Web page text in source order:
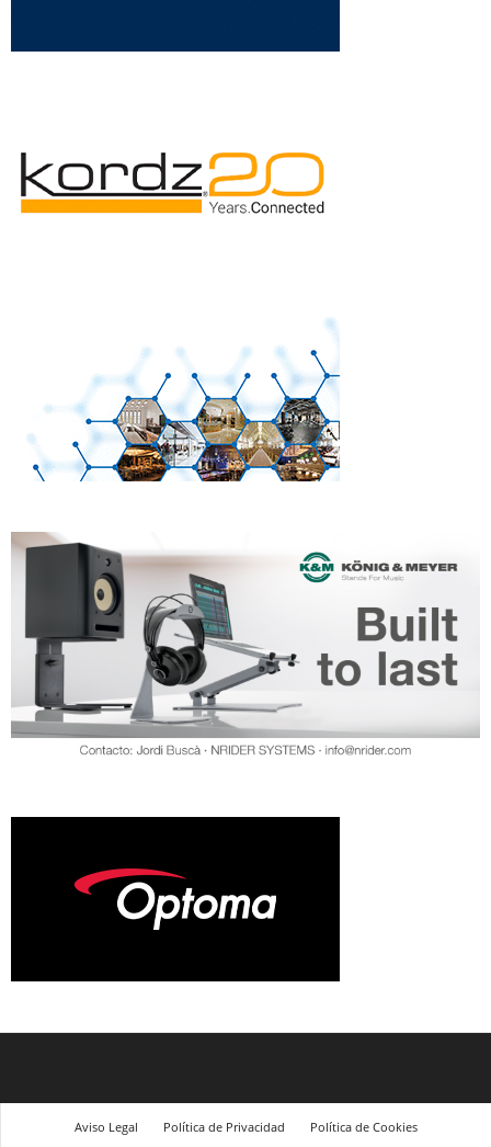
Aviso Legal Política de Privacidad Política de Cookies